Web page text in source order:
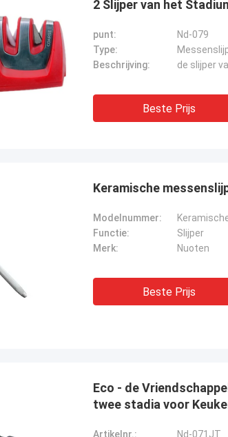
2 Slijper van het
punt:
Nd-079
Type:
Beschrijving:
de slijper
Beste Prijs
Keramische
Modelnummer:
Functie:
Slijper
Merk:
Nuoten
Beste Prijs
Eco - de
twee stadia voor
Artikelnr.:
Nd-071JT